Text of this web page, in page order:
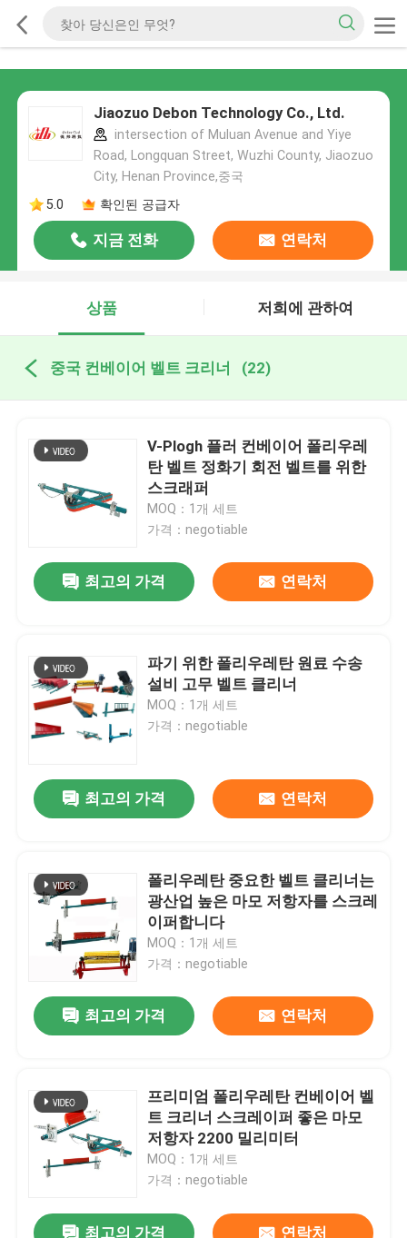
Jiaozuo Debon Technology Co., Ltd.
intersection of Muluan Avenue and Yiye
Road, Longquan Street, Wuzhi County, Jiaozuo
City, Henan Province,중국
5.0
확인된 공급자
지금 전화 연락처
상품 저희에 관하여
중국 컨베이어 벨트 크리너 (22)
V-Plogh 플러 컨베이어 폴리우레
탄 벨트 정화기 회전 벨트를 위한
스크래퍼
MOQ：1개 세트
가격：negotiable
최고의 가격 연락처
파기 위한 폴리우레탄 원료 수송
설비 고무 벨트 클리너
MOQ：1개 세트
가격：negotiable
최고의 가격 연락처
폴리우레탄 중요한 벨트 클리너는
광산업 높은 마모 저항자를 스크레
이퍼합니다
MOQ：1개 세트
가격：negotiable
최고의 가격 연락처
프리미엄 폴리우레탄 컨베이어 벨
트 크리너 스크레이퍼 좋은 마모
저항자 2200 밀리미터
MOQ：1개 세트
가격：negotiable
최고의 가격 연락처